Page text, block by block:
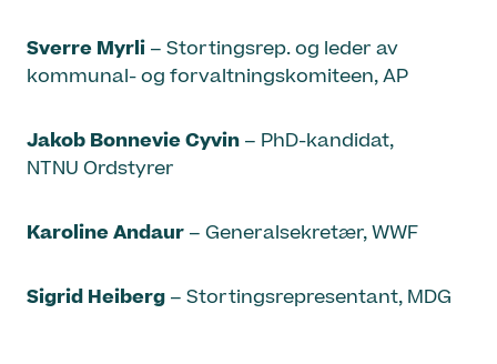
Sverre Myrli – Stortingsrep. og leder av
kommunal- og forvaltningskomiteen, AP
Jakob Bonnevie Cyvin – PhD-kandidat,
NTNU Ordstyrer
Karoline Andaur – Generalsekretær, WWF
Sigrid Heiberg – Stortingsrepresentant, MDG